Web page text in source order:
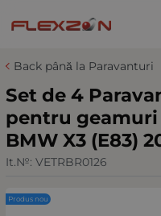
Back până la Paravanturi
Set de 4
pentru
BMW X3 (E83)
It.№: VETRBR0126
Produs nou